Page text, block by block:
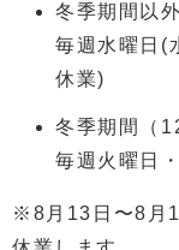
冬季期間以
毎週水曜日(
休業)
冬季期間（
毎週火曜日
※8月13日〜8月